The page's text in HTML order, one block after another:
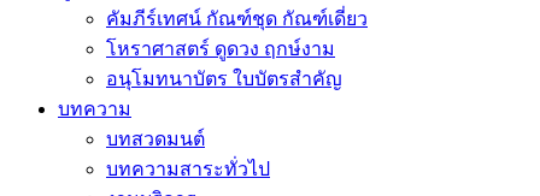
คัมภีร์เทศน์ กัณฑ์ชุด กัณฑ์เดี่ยว
โหราศาสตร์ ดูดวง ฤกษ์งาม
อนุโมทนาบัตร ใบบัตรสำคัญ
บทความ
บทสวดมนต์
บทความสาระทั่วไป